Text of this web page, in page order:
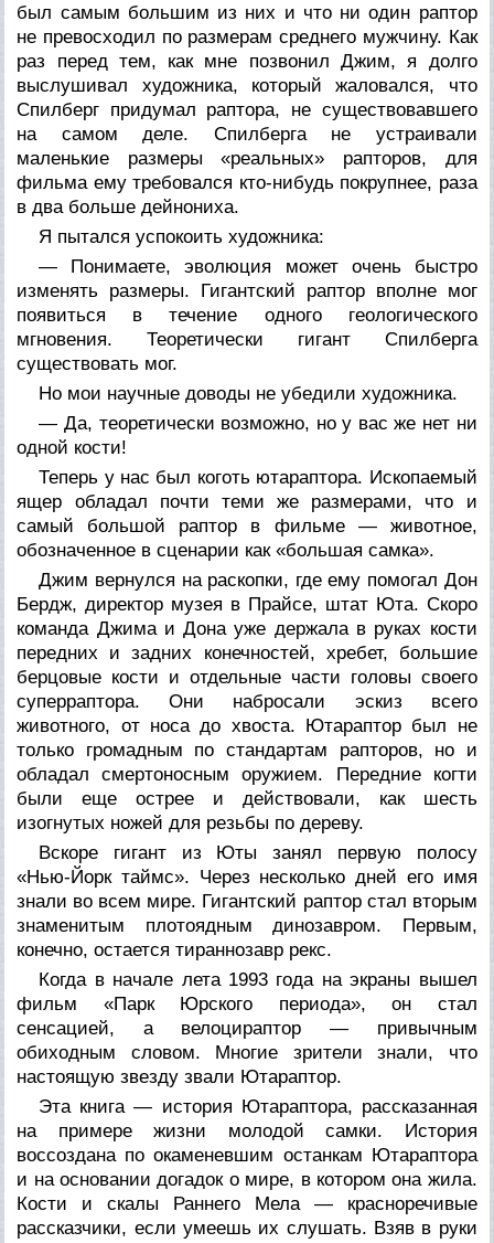
был самым большим из них и что ни один раптор
не превосходил по размерам среднего мужчину. Как
раз перед тем, как мне позвонил Джим, я долго
выслушивал художника, который жаловался, что
Спилберг придумал раптора, не существовавшего
на самом деле. Спилберга не устраивали
маленькие размеры «реальных» рапторов, для
фильма ему требовался кто-нибудь покрупнее, раза
в два больше дейнониха.
Я пытался успокоить художника:
— Понимаете, эволюция может очень быстро
изменять размеры. Гигантский раптор вполне мог
появиться в течение одного геологического
мгновения. Теоретически гигант Спилберга
существовать мог.
Но мои научные доводы не убедили художника.
— Да, теоретически возможно, но у вас же нет ни
одной кости!
Теперь у нас был коготь ютараптора. Ископаемый
ящер обладал почти теми же размерами, что и
самый большой раптор в фильме — животное,
обозначенное в сценарии как «большая самка».
Джим вернулся на раскопки, где ему помогал Дон
Бердж, директор музея в Прайсе, штат Юта. Скоро
команда Джима и Дона уже держала в руках кости
передних и задних конечностей, хребет, большие
берцовые кости и отдельные части головы своего
суперраптора. Они набросали эскиз всего
животного, от носа до хвоста. Ютараптор был не
только громадным по стандартам рапторов, но и
обладал смертоносным оружием. Передние когти
были еще острее и действовали, как шесть
изогнутых ножей для резьбы по дереву.
Вскоре гигант из Юты занял первую полосу
«Нью-Йорк таймс». Через несколько дней его имя
знали во всем мире. Гигантский раптор стал вторым
знаменитым плотоядным динозавром. Первым,
конечно, остается тираннозавр рекс.
Когда в начале лета 1993 года на экраны вышел
фильм «Парк Юрского периода», он стал
сенсацией, а велоцираптор — привычным
обиходным словом. Многие зрители знали, что
настоящую звезду звали Ютараптор.
Эта книга — история Ютараптора, рассказанная
на примере жизни молодой самки. История
воссоздана по окаменевшим останкам Ютараптора
и на основании догадок о мире, в котором она жила.
Кости и скалы Раннего Мела — красноречивые
рассказчики, если умеешь их слушать. Взяв в руки